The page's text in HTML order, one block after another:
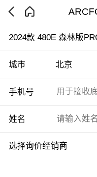
2024款 480E 森林版
城市 北京
手机号
姓名
选择询价经销商